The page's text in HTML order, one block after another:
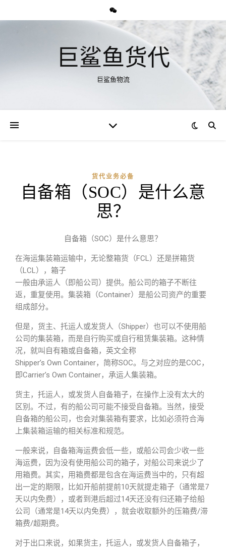
巨鲨鱼货代
巨鲨鱼物流
货代业务必备
自备箱（SOC）是什么意
思？
自备箱（SOC）是什么意思？
在海运集装箱运输中，无论整箱货（FCL）还是拼箱货
（LCL），箱子
一般由承运人（即船公司）提供。船公司的箱子不断往
返，重复使用。集装箱（Container）是船公司资产的重要
组成部分。
但是，货主、托运人或发货人（Shipper）也可以不使用船
公司的集装箱，而是自行购买或自行租赁集装箱。这种情
况，就叫自有箱或自备箱，英文全称
Shipper’s Own Container，简称SOC。与之对应的是COC，
即Carrier’s Own Container，承运人集装箱。
货主，托运人，或发货人自备箱子，在操作上没有太大的
区别。不过，有的船公司可能不接受自备箱。当然，接受
自备箱的船公司，也会对集装箱有要求，比如必须符合海
上集装箱运输的相关标准和规范。
一般来说，自备箱海运费会低一些，或船公司会少收一些
海运费，因为没有使用船公司的箱子，对船公司来说少了
用箱费。其实，用箱费都是包含在海运费当中的，只有超
出一定的期限，比如开船前提前10天就提走箱子（通常是7
天以内免费），或者到港后超过14天还没有归还箱子给船
公司（通常是14天以内免费），就会收取额外的压箱费/滞
箱费/超期费。
对于出口来说，如果货主，托运人，或发货人自备箱子，